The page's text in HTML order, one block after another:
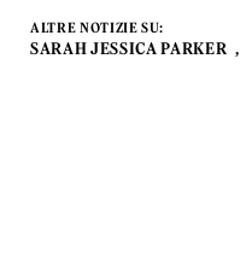
ALTRE NOTIZIE SU:
SARAH JESSICA PARKER